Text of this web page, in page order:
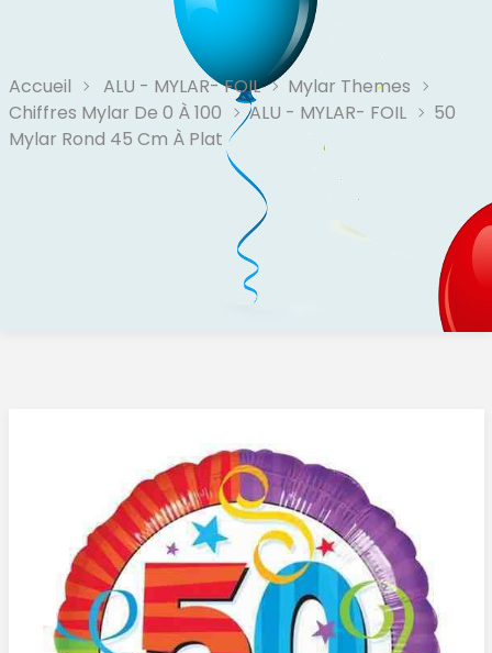
Accueil ALU - MYLAR- FOIL
Mylar Themes
Chiffres Mylar De 0 À 100
ALU - MYLAR- FOIL
50
Mylar Rond 45 Cm À Plat